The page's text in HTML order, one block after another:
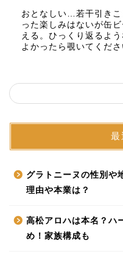
おとなしい…若干引き
った楽しみはないが缶
える。ひっくり返るよ
よかったら覗いてくださ
最
グラトニーヌの性別や
理由や本業は？
高松アロハは本名？ハ
め！家族構成も